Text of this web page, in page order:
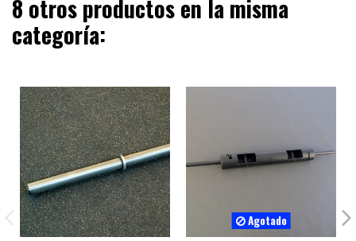
8 otros productos en la misma
categoría:
Agotado